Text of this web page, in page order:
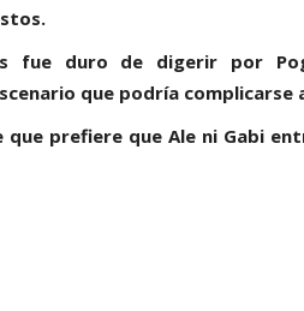
fue duro de digerir por
que podría complicarse
que prefiere que Ale ni Gabi